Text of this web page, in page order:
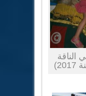
الناقة